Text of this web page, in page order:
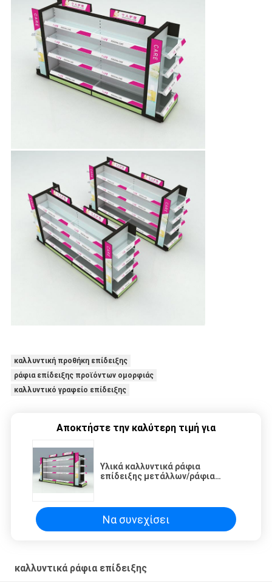
καλλυντική προθήκη επίδειξης
ράφια επίδειξης προϊόντων ομορφιάς
καλλυντικό γραφείο επίδειξης
Αποκτήστε την καλύτερη τιμή για
Υλικά καλλυντικά ράφια
επίδειξης μετάλλων/ράφια
Να συνεχίσει
καλλυντικά ράφια επίδειξης